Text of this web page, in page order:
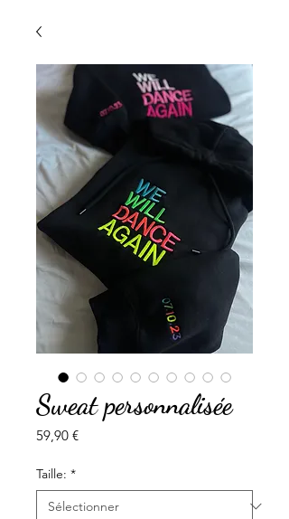
Sweat personnalisée
59,90 €Prix
Taille: *